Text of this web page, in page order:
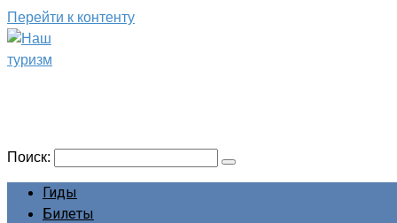
Перейти к контенту
Поиск:
Гиды
Билеты